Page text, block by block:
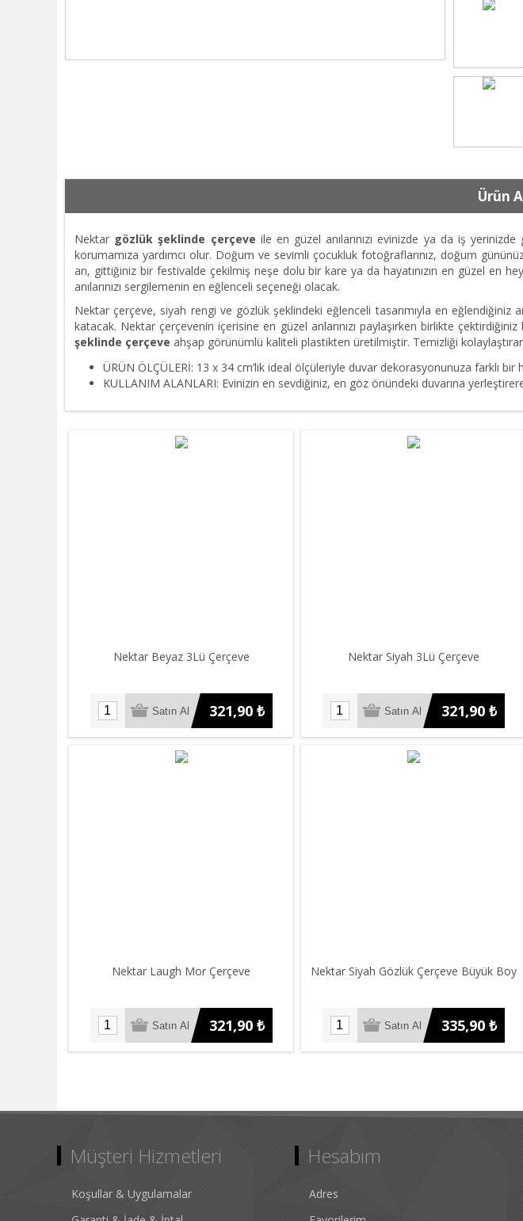
Ürün
Nektar gözlük şeklinde çerçeve ile en güzel anılarınızı evinizde ya da iş
korumamıza yardımcı olur. Doğum ve sevimli çocukluk fotoğraflarınız, doğum
an, gittiğiniz bir festivalde çekilmiş neşe dolu bir kare ya da hayatınızın en güzel en
anılarınızı sergilemenin en eğlenceli seçeneği olacak.
Nektar çerçeve, siyah rengi ve gözlük şeklindeki eğlenceli tasarımıyla en eğlendiğiniz
katacak. Nektar çerçevenin içerisine en güzel anlarınızı paylaşırken birlikte
şeklinde çerçeve ahşap görünümlü kaliteli plastikten üretilmiştir. Temizliği
ÜRÜN ÖLÇÜLERİ: 13 x 34 cm’lik ideal ölçüleriyle duvar dekorasyonunuza farklı bir
KULLANIM ALANLARI: Evinizin en sevdiğiniz, en göz önündeki duvarına
Nektar Beyaz 3Lü Çerçeve
321,90 ₺
Nektar Siyah 3Lü Çerçeve
321,90 ₺
Nektar Laugh Mor Çerçeve
321,90 ₺
Nektar Siyah Gözlük Çerçeve Büyük Boy
335,90 ₺
Müşteri Hizmetleri
Koşullar & Uygulamalar
Hesabım
Adres